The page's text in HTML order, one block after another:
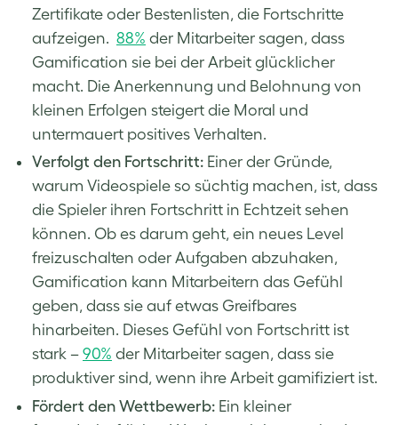
Zertifikate oder Bestenlisten, die Fortschritte
aufzeigen. 88% der Mitarbeiter sagen, dass
Gamification sie bei der Arbeit glücklicher
macht. Die Anerkennung und Belohnung von
kleinen Erfolgen steigert die Moral und
untermauert positives Verhalten.
Verfolgt den Fortschritt: Einer der Gründe,
warum Videospiele so süchtig machen, ist, dass
die Spieler ihren Fortschritt in Echtzeit sehen
können. Ob es darum geht, ein neues Level
freizuschalten oder Aufgaben abzuhaken,
Gamification kann Mitarbeitern das Gefühl
geben, dass sie auf etwas Greifbares
hinarbeiten. Dieses Gefühl von Fortschritt ist
stark – 90% der Mitarbeiter sagen, dass sie
produktiver sind, wenn ihre Arbeit gamifiziert ist.
Fördert den Wettbewerb: Ein kleiner